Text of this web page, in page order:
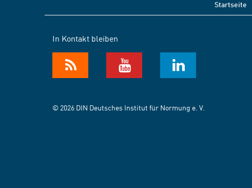
Startseite
In Kontakt bleiben
© 2026 DIN Deutsches Institut für Normung e. V.